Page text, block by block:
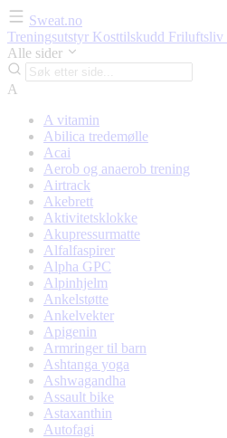
Sweat.no
Treningsutstyr Kosttilskudd Friluftsliv
Alle sider
A
A vitamin
Abilica tredemølle
Acai
Aerob og anaerob trening
Airtrack
Akebrett
Aktivitetsklokke
Akupressurmatte
Alfalfaspirer
Alpha GPC
Alpinhjelm
Ankelstøtte
Ankelvekter
Apigenin
Armringer til barn
Ashtanga yoga
Ashwagandha
Assault bike
Astaxanthin
Autofagi